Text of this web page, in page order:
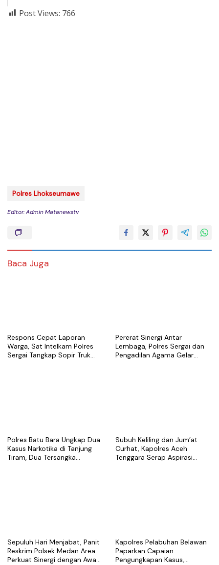
Post Views: 766
Polres Lhokseumawe
Editor: Admin Matanewstv
Baca Juga
Respons Cepat Laporan
Warga, Sat Intelkam Polres
Sergai Tangkap Sopir Truk
Pererat Sinergi Antar
Lembaga, Polres Sergai dan
Pengadilan Agama Gelar
Polres Batu Bara Ungkap Dua
Kasus Narkotika di Tanjung
Tiram, Dua Tersangka
Subuh Keliling dan Jum’at
Curhat, Kapolres Aceh
Tenggara Serap Aspirasi
Sepuluh Hari Menjabat, Panit
Reskrim Polsek Medan Area
Perkuat Sinergi dengan Awak
Kapolres Pelabuhan Belawan
Paparkan Capaian
Pengungkapan Kasus,